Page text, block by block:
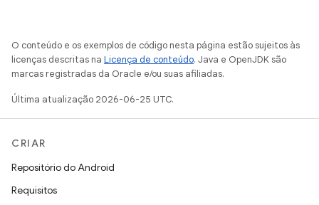
O conteúdo e os exemplos de código nesta página estão sujeitos às
licenças descritas na Licença de conteúdo. Java e OpenJDK são
marcas registradas da Oracle e/ou suas afiliadas.
Última atualização 2026-06-25 UTC.
CRIAR
Repositório do Android
Requisitos